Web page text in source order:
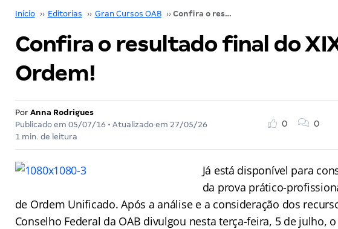
Início ›› Editorias ›› Gran Cursos OAB ›› Confira o resultado final do XIX Exame de Ordem!
Confira o resultado final do
Ordem!
Por Anna Rodrigues
Publicado em 05/07/16 • Atualizado em 27/05/26
1 min. de leitura
0 0
Já está disponível para
da prova prático-
de Ordem Unificado. Após a análise e a consideração dos
Conselho Federal da OAB divulgou nesta terça-feira, 5 de julho,